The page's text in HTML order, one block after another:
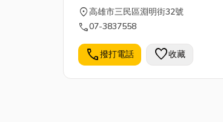
location_on高雄市三民區淵明街32號
call07-3837558
call撥打電話 favorite收藏